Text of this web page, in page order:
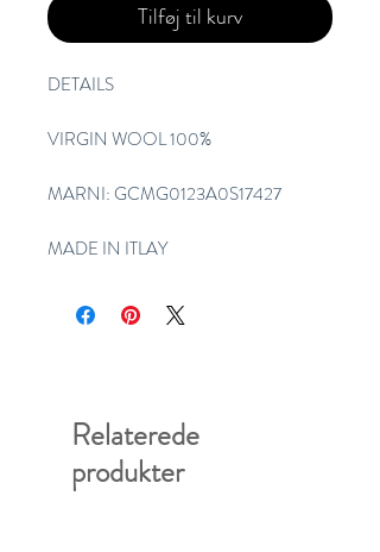
Tilføj til kurv
DETAILS
VIRGIN WOOL 100%
MARNI: GCMG0123A0S17427
MADE IN ITLAY
Relaterede
produkter